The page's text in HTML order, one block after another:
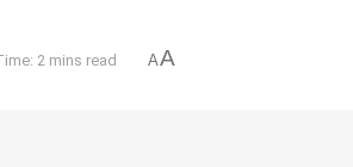
2 mins read AA